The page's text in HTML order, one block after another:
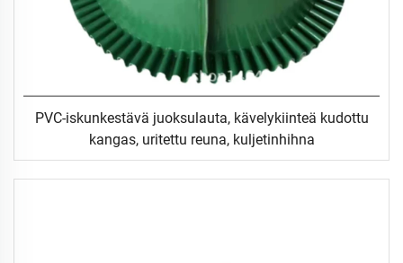
PVC-iskunkestävä juoksulauta, kävelykiinteä kudottu
kangas, uritettu reuna, kuljetinhihna